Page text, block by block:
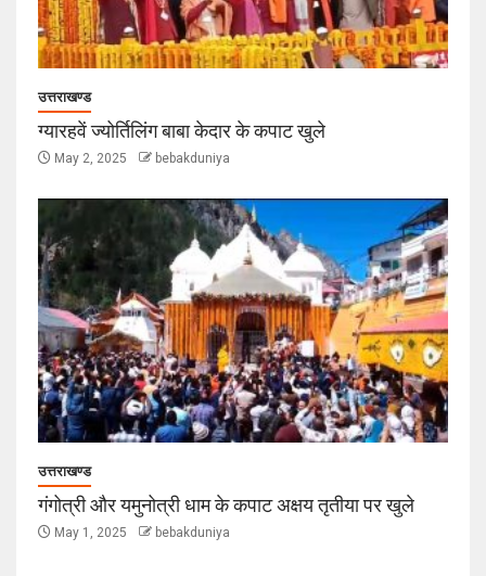
उत्तराखण्ड
ग्यारहवें ज्योर्तिलिंग बाबा केदार के कपाट खुले
May 2, 2025 bebakduniya
उत्तराखण्ड
गंगोत्री और यमुनोत्री धाम के कपाट अक्षय तृतीया पर खुले
May 1, 2025 bebakduniya